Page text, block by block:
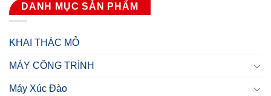
DANH MỤC SẢN PHẨM
KHAI THÁC MỎ
MÁY CÔNG TRÌNH
Máy Xúc Đào